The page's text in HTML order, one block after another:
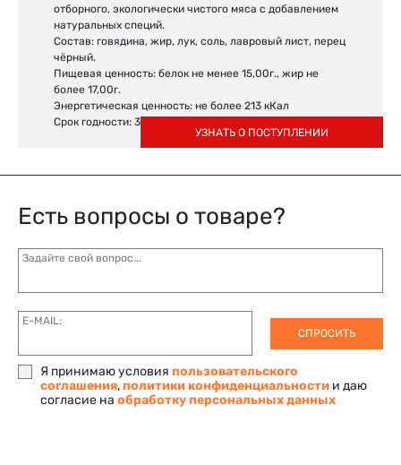
отборного, экологически чистого мяса с добавлением
натуральных специй.
Состав: говядина, жир, лук, соль, лавровый лист, перец
чёрный.
Пищевая ценность: белок не менее 15,00г., жир не
более 17,00г.
Энергетическая ценность: не более 213 кКал
Срок годности: 3 года
УЗНАТЬ О ПОСТУПЛЕНИИ
Есть вопросы о товаре?
Задайте свой вопрос...
E-MAIL:
СПРОСИТЬ
Я принимаю условия пользовательского
соглашения,политики конфиденциальности и даю
согласие на обработку персональных данных